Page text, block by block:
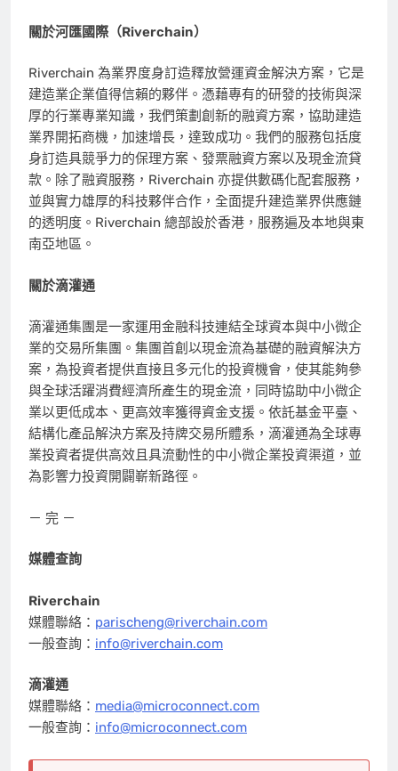
關於河匯國際（Riverchain）
Riverchain 為業界度身訂造釋放營運資金解決方案，它是
建造業企業值得信賴的夥伴。憑藉專有的研發的技術與深
厚的行業專業知識，我們策劃創新的融資方案，協助建造
業界開拓商機，加速增長，達致成功。我們的服務包括度
身訂造具競爭力的保理方案、發票融資方案以及現金流貸
款。除了融資服務，Riverchain 亦提供數碼化配套服務，
並與實力雄厚的科技夥伴合作，全面提升建造業界供應鏈
的透明度。Riverchain 總部設於香港，服務遍及本地與東
南亞地區。
關於滴灌通
滴灌通集團是一家運用金融科技連結全球資本與中小微企
業的交易所集團。集團首創以現金流為基礎的融資解決方
案，為投資者提供直接且多元化的投資機會，使其能夠參
與全球活躍消費經濟所產生的現金流，同時協助中小微企
業以更低成本、更高效率獲得資金支援。依託基金平臺、
結構化產品解決方案及持牌交易所體系，滴灌通為全球專
業投資者提供高效且具流動性的中小微企業投資渠道，並
為影響力投資開闢嶄新路徑。
－ 完 －
媒體查詢
Riverchain
媒體聯絡： parischeng@riverchain.com
一般查詢： info@riverchain.com
滴灌通
媒體聯絡： media@microconnect.com
一般查詢： info@microconnect.com